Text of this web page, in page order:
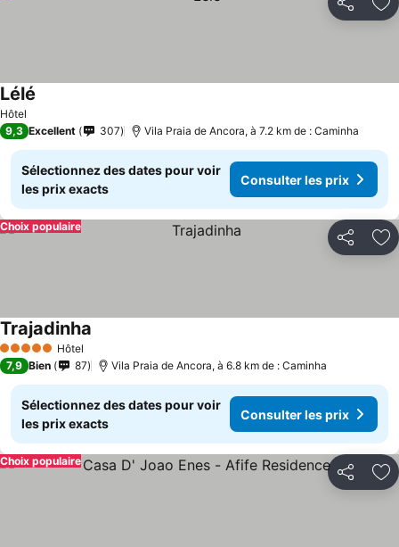
Partager
Hôtel
Lélé
9,3 Excellent 307 Vila Praia de Ancora, à 7.2 km de : Caminha
Sélectionnez des dates pour voir
les prix exacts
Consulter les prix
Partager
Choix populaire
5 Étoiles Hôtel
Trajadinha
7,9 Bien 87 Vila Praia de Ancora, à 6.8 km de : Caminha
Sélectionnez des dates pour voir
les prix exacts
Consulter les prix
Partager
Choix populaire